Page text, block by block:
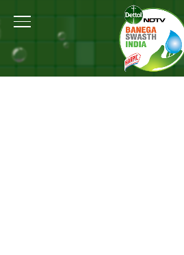
Home मिलिए लद्दाख की पहली गायनेकोलॉजिस्ट